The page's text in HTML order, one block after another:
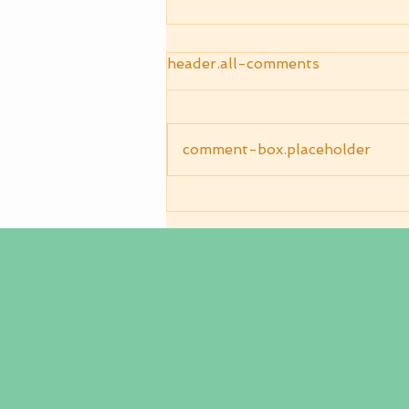
お出迎え犬
header.all-comments
comment-box.placeholder